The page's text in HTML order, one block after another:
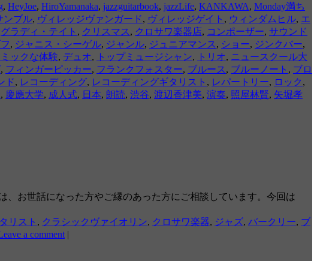
, HeyJoe, HiroYamanaka, jazzguitarbook, jazzLife, KANKAWA, Monday満ち
ンブル, ヴィレッジヴァンガード, ヴィレッジゲイト , ウィンダムヒル, エ
グラディ・テイト , クリスマス , クロサワ楽器店, コンポーザー, サウンド
, ジャニス・シーゲル, ジャンル, ジュニアマンス , ショー, ジンクバー,
ックな体験, デュオ, トップミュージシャン, トリオ, ニュースクール大
, フィンガーピッカー, フランクフォスター, ブルース , ブルーノート , ブロ
ド, レコーディング, レコーディングギタリスト , レパートリー, ロック ,
, 慶應大学, 成人式, 日本, 朗読, 渋谷, 渡辺香津美, 演奏, 照屋林賢, 矢堀孝
、お世話になった方やご縁のあった方にご相談しています。今回は
リスト , クラシックヴァイオリン, クロサワ楽器, ジャズ, バークリー, ブ
a comment |